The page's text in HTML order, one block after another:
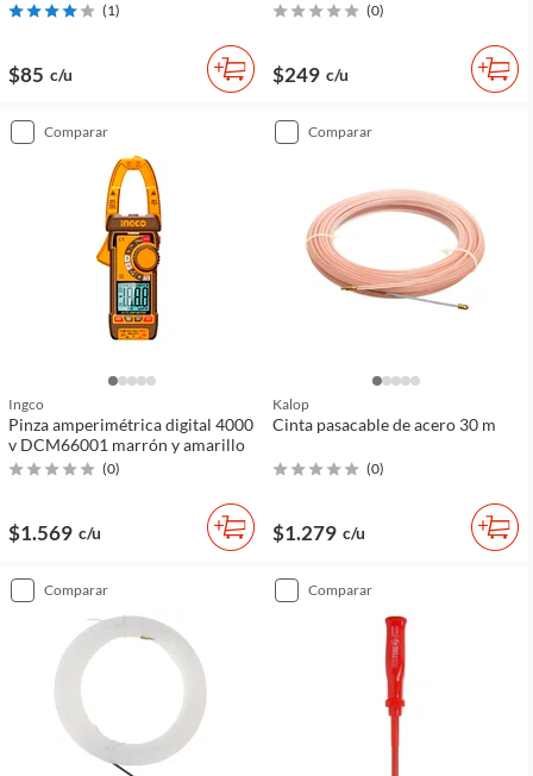
(1)
$85 c/u
(0)
$249 c/u
comparar
Ingco
Pinza amperimétrica digital 4000
v DCM66001 marrón y amarillo
(0)
$1.569 c/u
comparar
Kalop
Cinta pasacable de acero 30 m
(0)
$1.279 c/u
comparar comparar